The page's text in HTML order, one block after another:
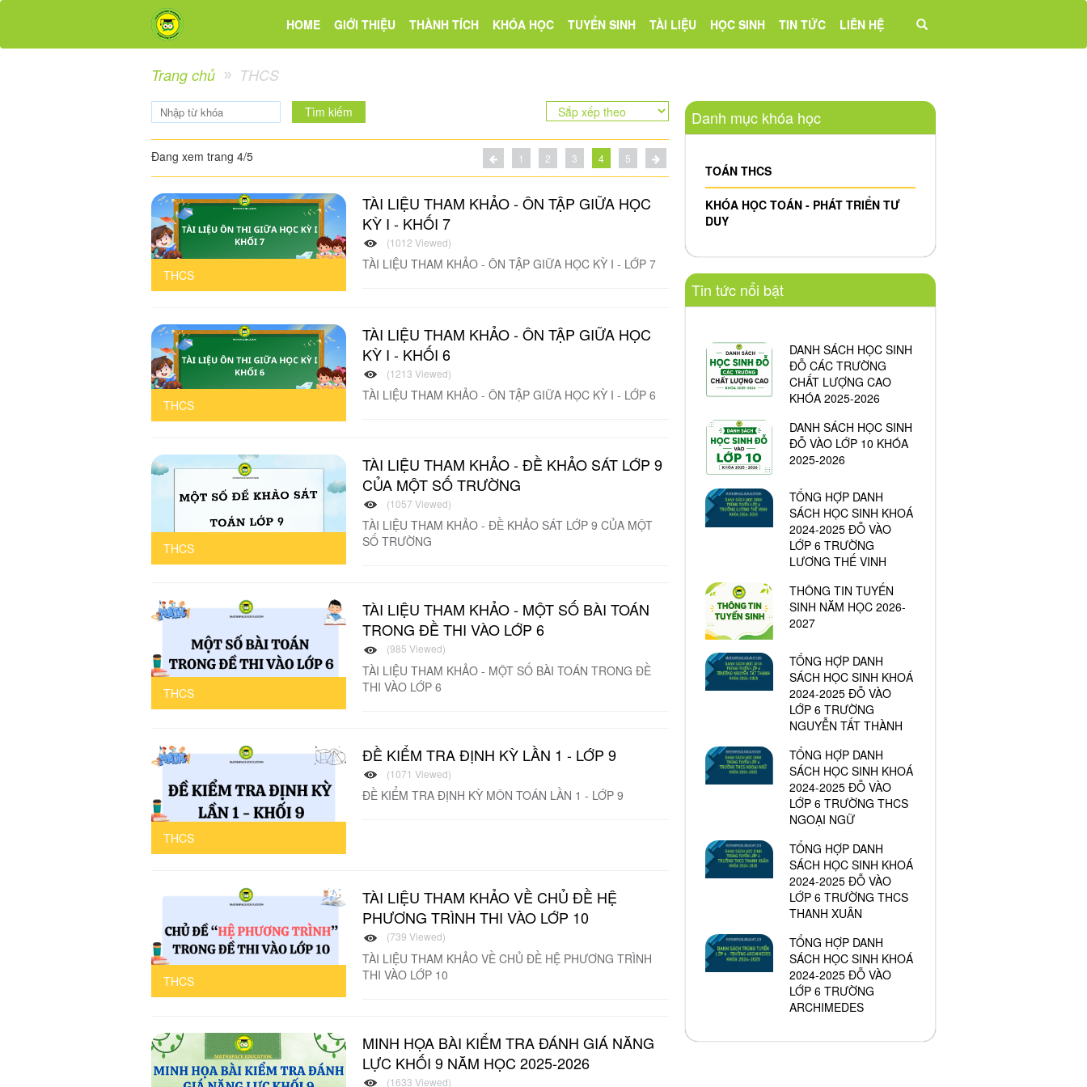
HOME GIỚI THIỆU THÀNH TÍCH KHÓA HỌC TUYỂN SINH TÀI LIỆU HỌC SINH TIN TỨC LIÊN HỆ
Trang chủ THCS
Tìm kiếm
Đang xem trang 4/5 1 2 3 4 5
THCS
TÀI LIỆU THAM KHẢO - ÔN TẬP GIỮA HỌC
KỲ I - KHỐI 7
(1012 Viewed)
TÀI LIỆU THAM KHẢO - ÔN TẬP GIỮA HỌC KỲ I - LỚP 7
THCS
TÀI LIỆU THAM KHẢO - ÔN TẬP GIỮA HỌC
KỲ I - KHỐI 6
(1213 Viewed)
TÀI LIỆU THAM KHẢO - ÔN TẬP GIỮA HỌC KỲ I - LỚP 6
THCS
TÀI LIỆU THAM KHẢO - ĐỀ KHẢO SÁT LỚP 9
CỦA MỘT SỐ TRƯỜNG
(1057 Viewed)
TÀI LIỆU THAM KHẢO - ĐỀ KHẢO SÁT LỚP 9 CỦA MỘT
SỐ TRƯỜNG
THCS
TÀI LIỆU THAM KHẢO - MỘT SỐ BÀI TOÁN
TRONG ĐỀ THI VÀO LỚP 6
(985 Viewed)
TÀI LIỆU THAM KHẢO - MỘT SỐ BÀI TOÁN TRONG ĐỀ
THI VÀO LỚP 6
THCS
ĐỀ KIỂM TRA ĐỊNH KỲ LẦN 1 - LỚP 9
(1071 Viewed)
ĐỀ KIỂM TRA ĐỊNH KỲ MÔN TOÁN LẦN 1 - LỚP 9
THCS
TÀI LIỆU THAM KHẢO VỀ CHỦ ĐỀ HỆ
PHƯƠNG TRÌNH THI VÀO LỚP 10
(739 Viewed)
TÀI LIỆU THAM KHẢO VỀ CHỦ ĐỀ HỆ PHƯƠNG TRÌNH
THI VÀO LỚP 10
MINH HỌA BÀI KIỂM TRA ĐÁNH GIÁ NĂNG
LỰC KHỐI 9 NĂM HỌC 2025-2026
(1633 Viewed)
Danh mục khóa học
TOÁN THCS
KHÓA HỌC TOÁN - PHÁT TRIỂN TƯ
DUY
Tin tức nổi bật
DANH SÁCH HỌC SINH
ĐỖ CÁC TRƯỜNG
CHẤT LƯỢNG CAO
KHÓA 2025-2026
DANH SÁCH HỌC SINH
ĐỖ VÀO LỚP 10 KHÓA
2025-2026
TỔNG HỢP DANH
SÁCH HỌC SINH KHOÁ
2024-2025 ĐỖ VÀO
LỚP 6 TRƯỜNG
LƯƠNG THẾ VINH
THÔNG TIN TUYỂN
SINH NĂM HỌC 2026-
2027
TỔNG HỢP DANH
SÁCH HỌC SINH KHOÁ
2024-2025 ĐỖ VÀO
LỚP 6 TRƯỜNG
NGUYỄN TẤT THÀNH
TỔNG HỢP DANH
SÁCH HỌC SINH KHOÁ
2024-2025 ĐỖ VÀO
LỚP 6 TRƯỜNG THCS
NGOẠI NGỮ
TỔNG HỢP DANH
SÁCH HỌC SINH KHOÁ
2024-2025 ĐỖ VÀO
LỚP 6 TRƯỜNG THCS
THANH XUÂN
TỔNG HỢP DANH
SÁCH HỌC SINH KHOÁ
2024-2025 ĐỖ VÀO
LỚP 6 TRƯỜNG
ARCHIMEDES